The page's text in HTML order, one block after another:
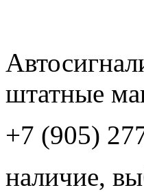
штатные
+7 (905)
наличие,